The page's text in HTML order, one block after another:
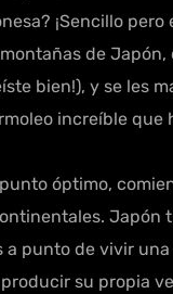
¡Sencillo pero
de
bien!), y se les
increíble que
óptimo,
a punto de vivir
su propia